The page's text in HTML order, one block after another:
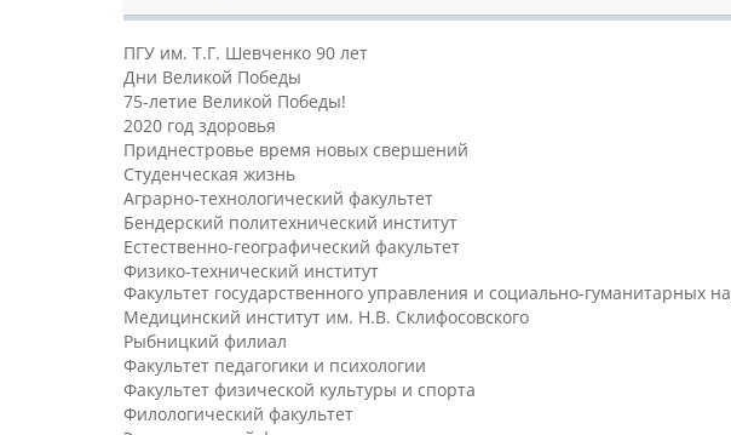
ПГУ им. Т.Г. Шевченко 90 лет
Дни Великой Победы
75-летие Великой Победы!
2020 год здоровья
Приднестровье время новых свершений
Студенческая жизнь
Аграрно-технологический факультет
Бендерский политехнический институт
Естественно-географический факультет
Физико-технический институт
Факультет государственного управления и социально-гуманитарных
Медицинский институт им. Н.В. Склифосовского
Рыбницкий филиал
Факультет педагогики и психологии
Факультет физической культуры и спорта
Филологический факультет